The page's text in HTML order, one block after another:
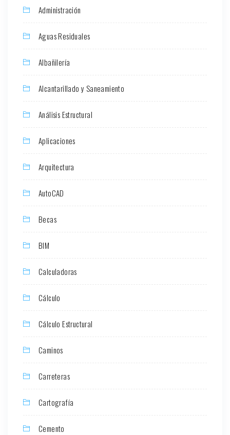
Administración
Aguas Residuales
Albañilería
Alcantarillado y Saneamiento
Análisis Estructural
Aplicaciones
Arquitectura
AutoCAD
Becas
BIM
Calculadoras
Cálculo
Cálculo Estructural
Caminos
Carreteras
Cartografía
Cemento